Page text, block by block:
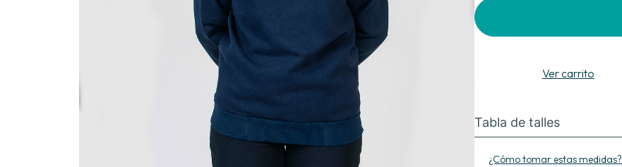
Ver carrito
Tabla de talles
¿Cómo tomar estas medidas?